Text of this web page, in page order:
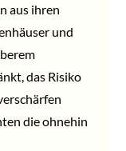
aus ihren
und
das Risiko
die ohnehin